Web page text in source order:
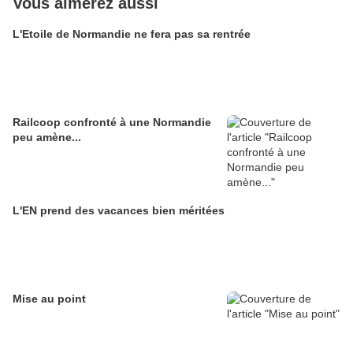
L'Etoile de Normandie ne fera pas sa rentrée
Railcoop confronté à une Normandie
peu amène...
L'EN prend des vacances bien méritées
Mise au point